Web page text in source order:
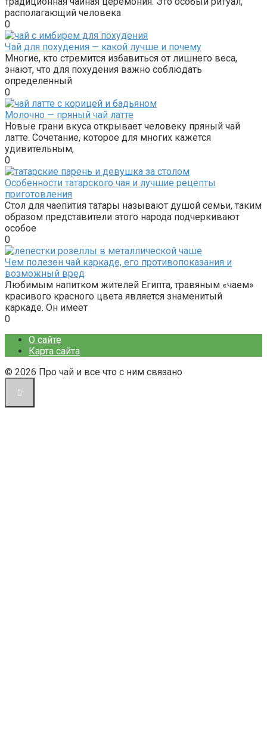
располагающий человека
0
Чай для похудения — какой лучше и почему
Многие, кто стремится избавиться от лишнего веса,
знают, что для похудения важно соблюдать
определенный
0
Молочно — пряный чай латте
Новые грани вкуса открывает человеку пряный чай
латте. Сочетание, которое для многих кажется
удивительным,
0
Особенности татарского чая и лучшие рецепты
приготовления
Стол для чаепития татары называют душой семьи, таким
образом представители этого народа подчеркивают
особое
0
Чем полезен чай каркаде, его противопоказания и
возможный вред
Любимым напитком жителей Египта, травяным «чаем»
красивого красного цвета является знаменитый
каркаде. Он имеет
0
О сайте
Карта сайта
© 2026 Про чай и все что с ним связано